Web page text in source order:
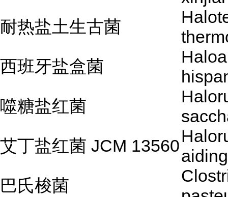
耐热盐土生古菌
西班牙盐盒菌
噬糖盐红菌
艾丁盐红菌 JCM 13560
巴氏梭菌